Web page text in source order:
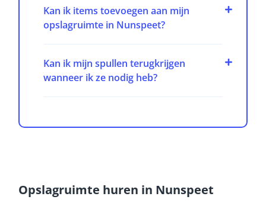
Kan ik items toevoegen aan mijn
opslagruimte in Nunspeet?
Kan ik mijn spullen terugkrijgen
wanneer ik ze nodig heb?
Opslagruimte huren in Nunspeet